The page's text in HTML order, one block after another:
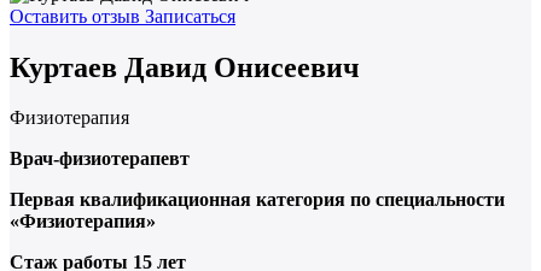
Оставить отзыв Записаться
Куртаев Давид Онисеевич
Физиотерапия
Врач-физиотерапевт
Первая квалификационная категория по специальности
«Физиотерапия»
Стаж работы 15 лет